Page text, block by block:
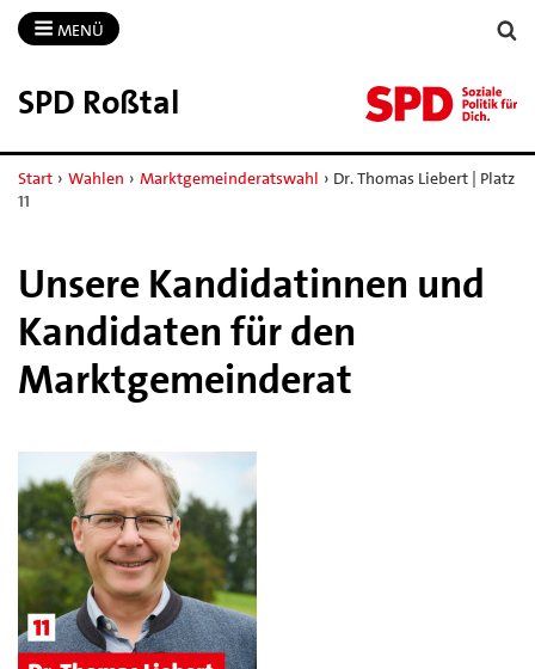
MENÜ
SPD Roßtal
Start › Wahlen › Marktgemeinderatswahl › Dr. Thomas Liebert | Platz
11
Unsere Kandidatinnen und
Kandidaten für den
Marktgemeinderat